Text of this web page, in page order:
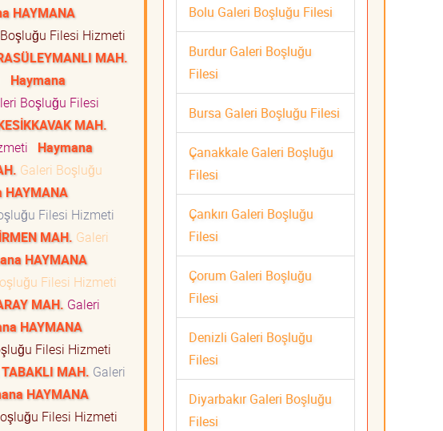
HAYMANA
Filesi Hizmeti
MAH.
Haymana
Boşluğu Filesi
MAH.
Haymana
Galeri Boşluğu
HAYMANA
Filesi Hizmeti
MAH. Galeri
HAYMANA
Filesi Hizmeti
MAH. Galeri
HAYMANA
Filesi Hizmeti
MAH. Galeri
HAYMANA
Filesi Hizmeti
Bolu Galeri Boşluğu Filesi
Burdur Galeri Boşluğu
Filesi
Bursa Galeri Boşluğu Filesi
Çanakkale Galeri Boşluğu
Filesi
Çankırı Galeri Boşluğu
Filesi
Çorum Galeri Boşluğu
Filesi
Denizli Galeri Boşluğu
Filesi
Diyarbakır Galeri Boşluğu
Filesi